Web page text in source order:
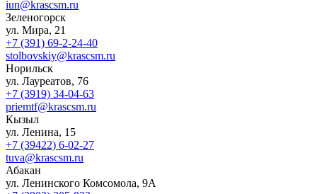
iun@krascsm.ru
Зеленогорск
ул. Мира, 21
+7 (391) 69-2-24-40
stolbovskiy@krascsm.ru
Норильск
ул. Лауреатов, 76
+7 (3919) 34-04-63
priemtf@krascsm.ru
Кызыл
ул. Ленина, 15
+7 (39422) 6-02-27
tuva@krascsm.ru
Абакан
ул. Ленинского Комсомола, 9А